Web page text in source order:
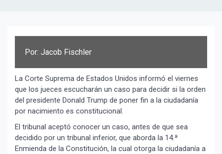
Por: Jacob Fischler
La Corte Suprema de Estados Unidos informó el viernes
que los jueces escucharán un caso para decidir si la orden
del presidente Donald Trump de poner fin a la ciudadanía
por nacimiento es constitucional.
El tribunal aceptó conocer un caso, antes de que sea
decidido por un tribunal inferior, que aborda la 14.ª
Enmienda de la Constitución, la cual otorga la ciudadanía a